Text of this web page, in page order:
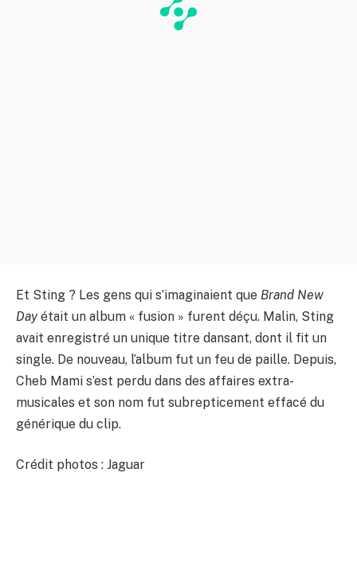
Et Sting ? Les gens qui s’imaginaient que Brand New
Dayétait un album « fusion » furent déçu. Malin, Sting
avait enregistré un unique titre dansant, dont il fit un
single. De nouveau, l’album fut un feu de paille. Depuis,
Cheb Mami s’est perdu dans des affaires extra-
musicales et son nom fut subrepticement effacé du
générique du clip.
Crédit photos : Jaguar